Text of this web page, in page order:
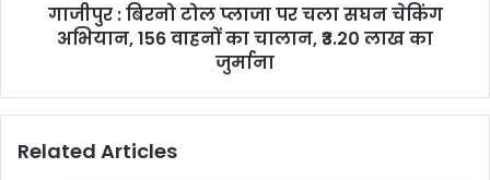
गाजीपुर : बिरनो टोल प्लाजा पर चला सघन चेकिंग
अभियान, 156 वाहनों का चालान, ₹3.20 लाख का
जुर्माना
Related Articles